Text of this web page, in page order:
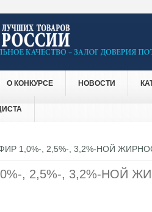
О КОНКУРСЕ НОВОСТИ
1,0%-, 2,5%-, 3,2%-НОЙ
, 2,5%-, 3,2%-НОЙ